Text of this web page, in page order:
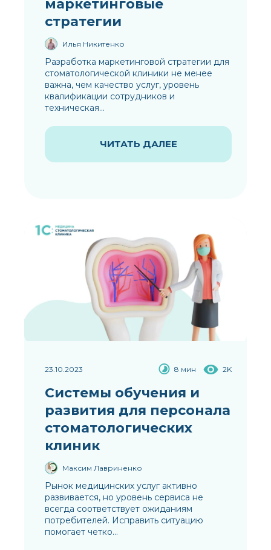
маркетинговые
стратегии
Илья Никитенко
Разработка маркетинговой стратегии для
стоматологической клиники не менее
важна, чем качество услуг, уровень
квалификации сотрудников и
техническая...
ЧИТАТЬ ДАЛЕЕ
23.10.2023 8 мин 2K
Системы обучения и
развития для персонала
стоматологических
клиник
Максим Лавриненко
Рынок медицинских услуг активно
развивается, но уровень сервиса не
всегда соответствует ожиданиям
потребителей. Исправить ситуацию
помогает четко...